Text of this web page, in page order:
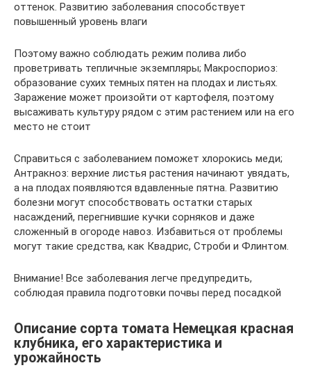
оттенок. Развитию заболевания способствует
повышенный уровень влаги
Поэтому важно соблюдать режим полива либо
проветривать тепличные экземпляры; Макроспориоз:
образование сухих темных пятен на плодах и листьях.
Заражение может произойти от картофеля, поэтому
высаживать культуру рядом с этим растением или на его
место не стоит
Справиться с заболеванием поможет хлорокись меди;
Антракноз: верхние листья растения начинают увядать,
а на плодах появляются вдавленные пятна. Развитию
болезни могут способствовать остатки старых
насаждений, перегнившие кучки сорняков и даже
сложенный в огороде навоз. Избавиться от проблемы
могут такие средства, как Квадрис, Строби и Флинтом.
Внимание! Все заболевания легче предупредить,
соблюдая правила подготовки почвы перед посадкой
Описание сорта томата Немецкая красная
клубника, его характеристика и
урожайность